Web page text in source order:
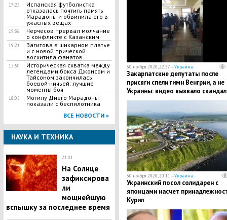
17:25
​Испанская футболистка
отказалась почтить память
Марадоны и обвинила его в
ужасных вещах
19:36
Черчесов прервал молчание
о конфликте с Казанским
19:21
Загитова в шикарном платье
и с новой прической
восхитила фанатов
12:50
Историческая схватка между
легендами бокса Джонсом и
Тайсоном закончилась
боевой ничьей: лучшие
моменты боя
18:05
Могилу Диего Марадоны
показали с беспилотника
ВСЕ НОВОСТИ »
НАУКА И ТЕХНИКА
21:01
На Солнце
зафиксирова
ли
мощнейшую
вспышку за последнее время
30 ноября 2020, 22:57 —Украина
Закарпатские депутаты после
присяги спели гимн Венгрии, а не
Украины: видео вызвало скандал
30 ноября 2020, 20:11 —Украина
Украинский посол солидарен с
японцами насчет
Курил